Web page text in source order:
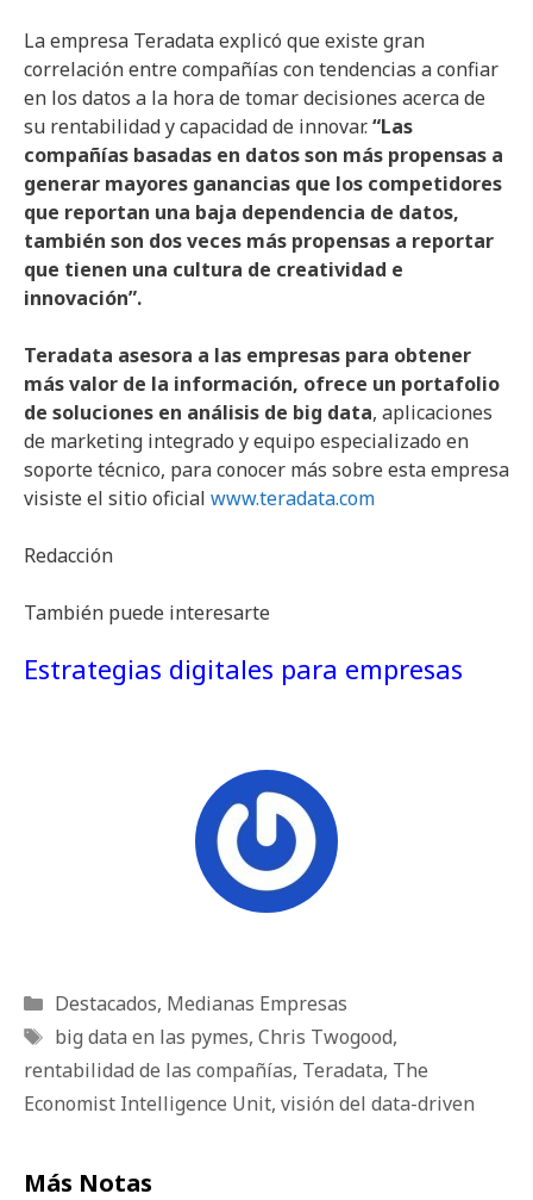
La empresa Teradata explicó que existe gran
correlación entre compañías con tendencias a confiar
en los datos a la hora de tomar decisiones acerca de
su rentabilidad y capacidad de innovar.“Las
compañías basadas en datos son más propensas a
generar mayores ganancias que los competidores
que reportan una baja dependencia de datos,
también son dos veces más propensas a reportar
que tienen una cultura de creatividad e
innovación”.
Teradata asesora a las empresas para obtener
más valor de la información, ofrece un portafolio
de soluciones en análisis de big data, aplicaciones
de marketing integrado y equipo especializado en
soporte técnico, para conocer más sobre esta empresa
visiste el sitio oficial www.teradata.com
Redacción
También puede interesarte
Estrategias digitales para empresas
Categorías
Destacados, Medianas Empresas
Etiquetas
big data en las pymes, Chris Twogood,
rentabilidad de las compañías, Teradata, The
Economist Intelligence Unit, visión del data-driven
Más Notas